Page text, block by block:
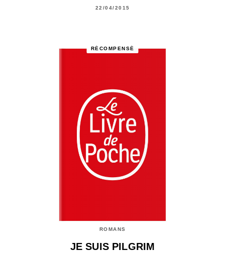
22/04/2015
RÉCOMPENSÉ
ROMANS
JE SUIS PILGRIM